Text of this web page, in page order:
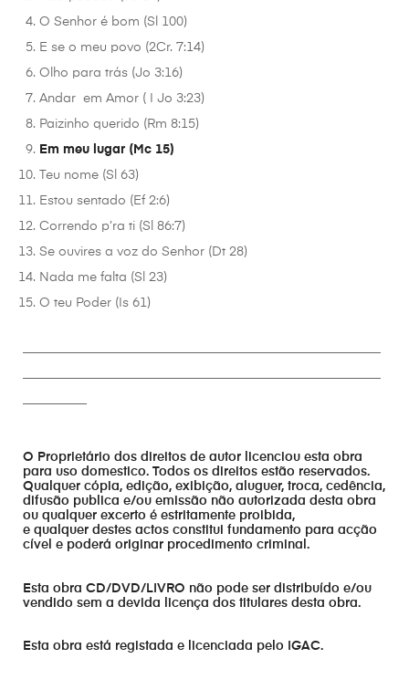
O Senhor é bom (Sl 100)
E se o meu povo (2Cr. 7:14)
Olho para trás (Jo 3:16)
Andar em Amor ( I Jo 3:23)
Paizinho querido (Rm 8:15)
Em meu lugar (Mc 15)
Teu nome (Sl 63)
Estou sentado (Ef 2:6)
Correndo p’ra ti (Sl 86:7)
Se ouvires a voz do Senhor (Dt 28)
Nada me falta (Sl 23)
O teu Poder (Is 61)
O Proprietário dos direitos de autor licenciou esta obra
para uso domestico. Todos os direitos estão reservados.
Qualquer cópia, edição, exibição, aluguer, troca, cedência,
difusão publica e/ou emissão não autorizada desta obra
ou qualquer excerto é estritamente proibida,
e qualquer destes actos constitui fundamento para acção
cível e poderá originar procedimento criminal.
Esta obra CD/DVD/LIVRO não pode ser distribuído e/ou
vendido sem a devida licença dos titulares desta obra.
Esta obra está registada e licenciada pelo IGAC.